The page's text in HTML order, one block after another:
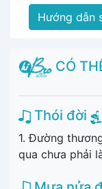
Hướng dẫn
CÓ
Thói đời
1. Đường
qua chưa phải